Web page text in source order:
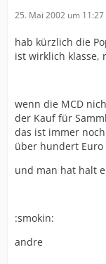
25. Mai 2002 um 11:27
hab kürzlich die
ist wirklich klasse,
wenn die MCD
der Kauf für
das ist immer
über hundert Euro
und man hat halt
:smokin:
andre